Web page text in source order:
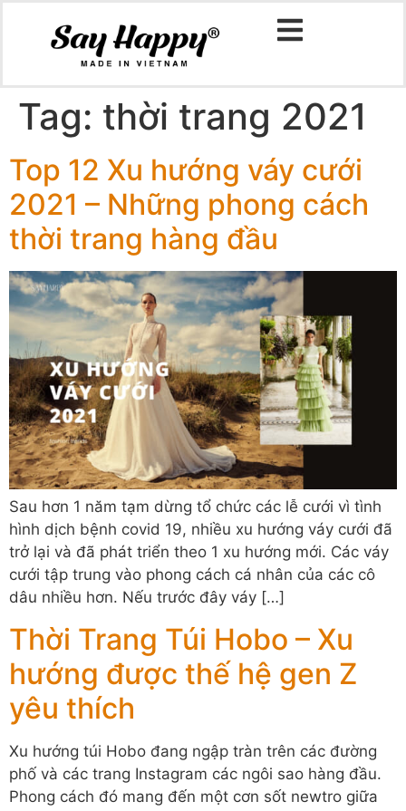
Tag: thời trang 2021
Top 12 Xu hướng váy cưới
2021 – Những phong cách
thời trang hàng đầu
Sau hơn 1 năm tạm dừng tổ chức các lễ cưới vì tình
hình dịch bệnh covid 19, nhiều xu hướng váy cưới đã
trở lại và đã phát triển theo 1 xu hướng mới. Các váy
cưới tập trung vào phong cách cá nhân của các cô
dâu nhiều hơn. Nếu trước đây váy […]
Thời Trang Túi Hobo – Xu
hướng được thế hệ gen Z
yêu thích
Xu hướng túi Hobo đang ngập tràn trên các đường
phố và các trang Instagram các ngôi sao hàng đầu.
Phong cách đó mang đến một cơn sốt newtro giữa